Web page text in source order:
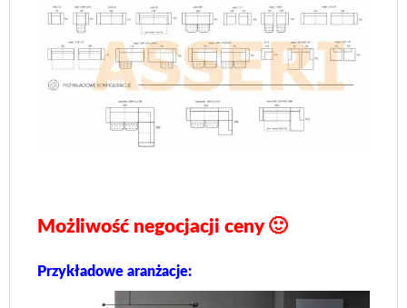
Możliwość negocjacji ceny 🙂
Przykładowe aranżacje: